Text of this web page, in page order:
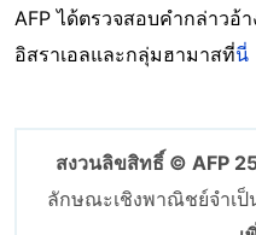
AFP ได้ตรวจสอบคำกล่าวอ้
อิสราเอลและกลุ่มฮามาสที่นี่
สงวนลิขสิทธิ์ © AFP
ลักษณะเชิงพาณิชย์จำเ